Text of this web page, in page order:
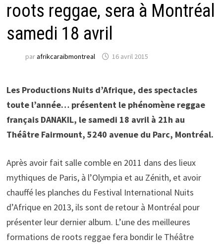
roots reggae, sera à Montréal
samedi 18 avril
parafrikcaraibmontreal 16 avril 2015
Les Productions Nuits d’Afrique, des spectacles
toute l’année… présentent le phénomène reggae
français DANAKIL, le samedi 18 avril à 21h au
Théâtre Fairmount, 5240 avenue du Parc, Montréal.
Après avoir fait salle comble en 2011 dans des lieux
mythiques de Paris, à l’Olympia et au Zénith, et avoir
chauffé les planches du Festival International Nuits
d’Afrique en 2013, ils sont de retour à Montréal pour
présenter leur dernier album. L’une des meilleures
formations de roots reggae fera bondir le Théâtre